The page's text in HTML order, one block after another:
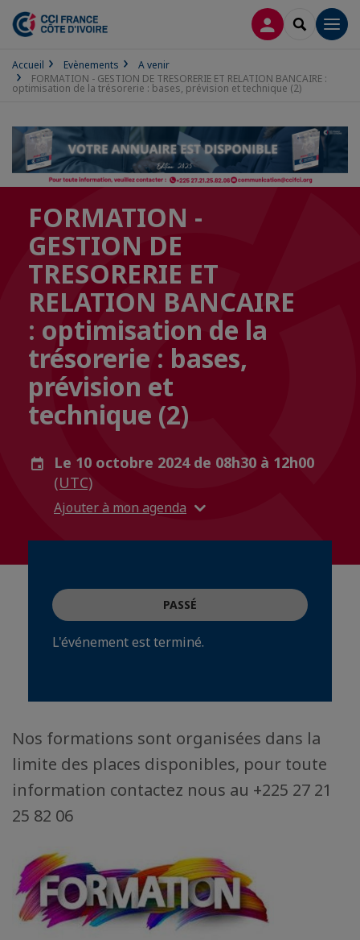
CONNEXION
Accueil Evènements
A venir
FORMATION - GESTION DE TRESORERIE ET RELATION BANCAIRE :
optimisation de la trésorerie : bases, prévision et technique (2)
FORMATION -
GESTION DE
TRESORERIE ET
RELATION BANCAIRE
: optimisation de la
trésorerie : bases,
prévision et
technique (2)
Le 10 octobre 2024 de 08h30 à 12h00
(UTC)
Ajouter à mon agenda
PASSÉ
L'événement est terminé.
Nos formations sont organisées dans la
limite des places disponibles, pour toute
information contactez nous au +225 27 21
25 82 06